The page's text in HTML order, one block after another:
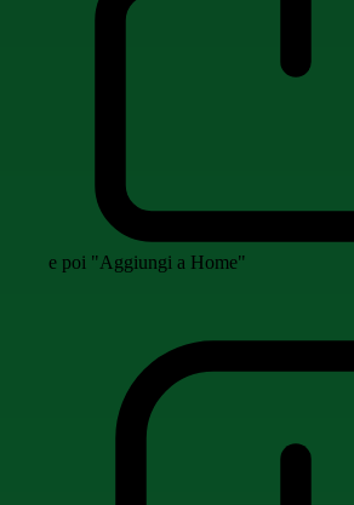
e poi "Aggiungi a Home"